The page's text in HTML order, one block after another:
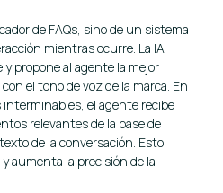
de FAQs, sino de un sistema
mientras ocurre. La IA
propone al agente la mejor
el tono de voz de la marca. En
el agente recibe
relevantes de la base de
de la conversación. Esto
aumenta la precisión de la